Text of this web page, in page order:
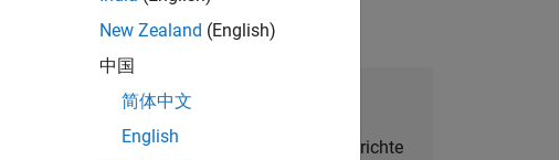
Talent Network beitreten
Erhalten Sie personalisierte Stellenangebote, Berichte
New Zealand (English)
中国
简体中文
English